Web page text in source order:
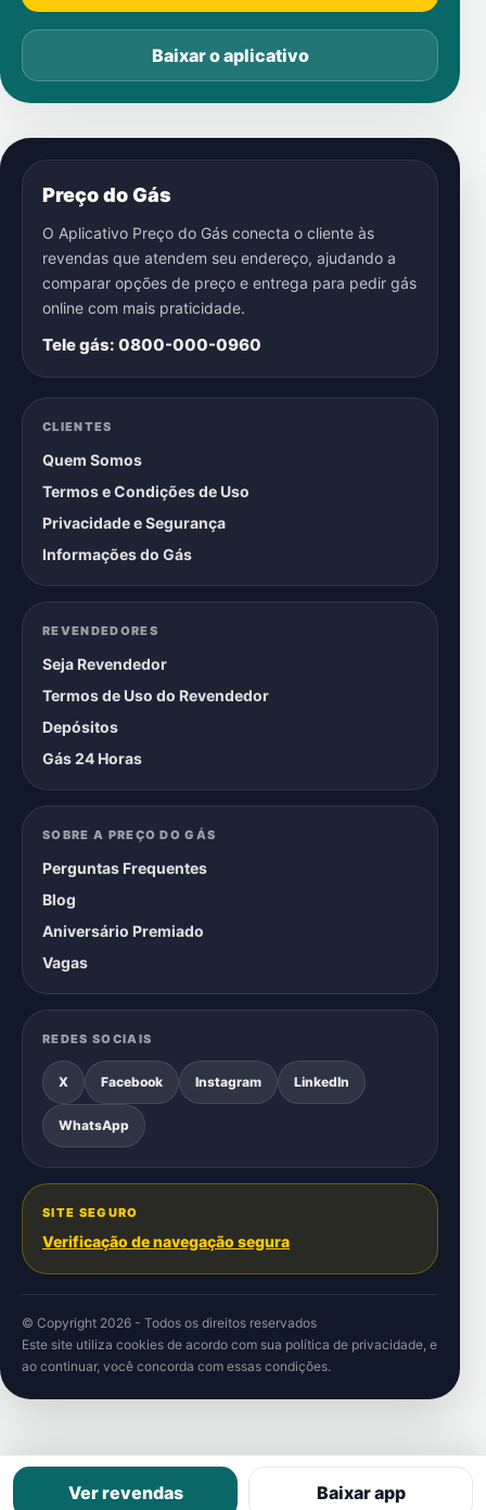
Baixar o aplicativo
Preço do Gás
O Aplicativo Preço do Gás conecta o cliente às
revendas que atendem seu endereço, ajudando a
comparar opções de preço e entrega para pedir gás
online com mais praticidade.
Tele gás: 0800-000-0960
CLIENTES
Quem Somos
Termos e Condições de Uso
Privacidade e Segurança
Informações do Gás
REVENDEDORES
Seja Revendedor
Termos de Uso do Revendedor
Depósitos
Gás 24 Horas
SOBRE A PREÇO DO GÁS
Perguntas Frequentes
Blog
Aniversário Premiado
Vagas
REDES SOCIAIS
X Facebook Instagram LinkedIn
WhatsApp
SITE SEGURO
Verificação de navegação segura
© Copyright 2026 - Todos os direitos reservados
Este site utiliza cookies de acordo com sua política de privacidade, e
ao continuar, você concorda com essas condições.
Ver revendas Baixar app